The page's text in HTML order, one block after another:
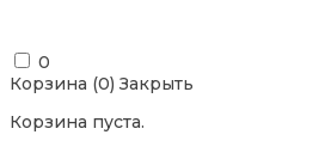
0
Корзина (0) Закрыть
Корзина пуста.